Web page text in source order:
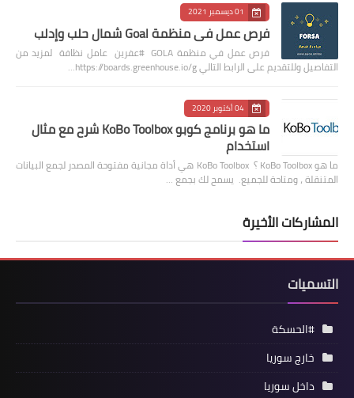
01 ديسمبر 2021
فرص عمل في منظمة Goal شمال حلب وإدلب
فرص عمل في منظمة GOLA #عفرين عامل نظافة لمزيد من
التفاصيل وللتقديم على الرابط التالي https://boards.greenhouse.io/g…
04 أكتوبر 2020
ما هو برنامج كوبو KoBo Toolbox شرح مع مثال
استخدام
ما هو KoBo Toolbox ؟ KoBo Toolbox هي أداة مجانية مفتوحة المصدر لجمع البيانات
المتنقلة ، ومتاحة للجميع. يسمح لك بجمع …
المشاركات الأخيرة
التسميات
#الحسكة
خارج سوريا
داخل سوريا